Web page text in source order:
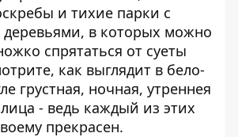
и тихие парки с
в которых можно
спрятаться от суеты
как выглядит в бело-
грустная, ночная, утреннея
- ведь каждый из этих
прекрасен.